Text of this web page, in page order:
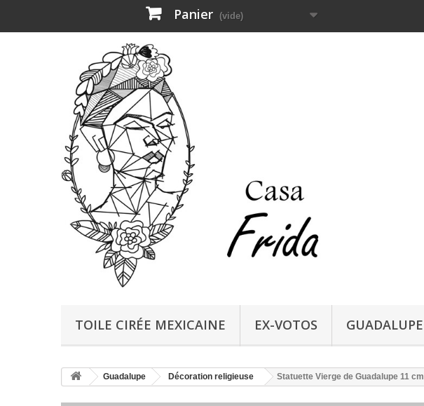
Panier (vide)
TOILE CIRÉE MEXICAINE EX-VOTOS GUADALUPE
Guadalupe Décoration religieuse Statuette Vierge de Guadalupe 11 cm